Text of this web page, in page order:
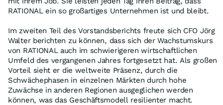
RATIONAL ein so großartiges Unternehmen ist und bleibt.
Im zweiten Teil des Vorstandsberichts freute sich CFO Jörg
Walter berichten zu können, dass sich der Wachstumskurs
von RATIONAL auch im schwierigeren wirtschaftlichen
Umfeld des vergangenen Jahres fortgesetzt hat. Als großen
Vorteil sieht er die weltweite Präsenz, durch die
Schwächephasen in einzelnen Märkten durch hohe
Zuwächse in anderen Regionen ausgeglichen werden
können, was das Geschäftsmodell resilienter macht.